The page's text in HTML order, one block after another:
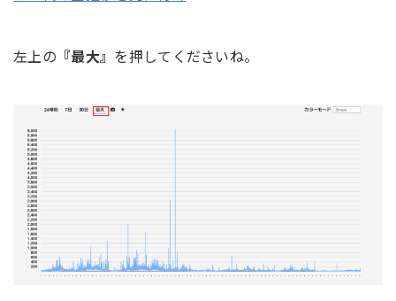
左上の 『最大』 を押してくださいね。